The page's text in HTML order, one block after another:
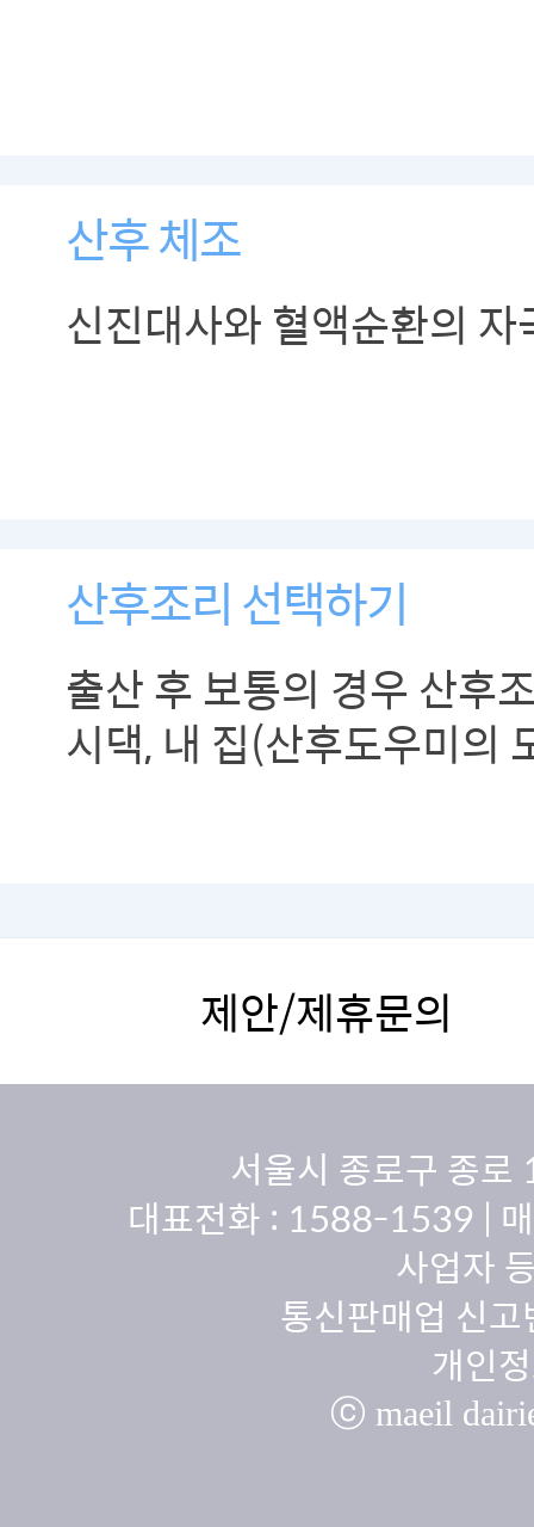
산후 체조
신진대사와 혈액순환의 자
산후조리 선택하기
출산 후 보통의 경우 산후
시댁, 내 집(산후도우미의
제안/제휴문의
서울시 종로구 종
대표전화 : 1588-1539 |
사업자
통신판매업 신
개인
ⓒ maeil